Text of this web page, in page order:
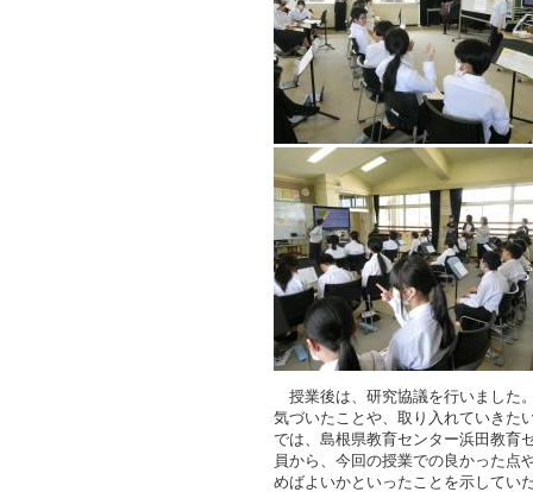
授業後は、研究協議を行いました
気づいたことや、取り入れていきた
では、島根県教育センター浜田教育
員から、今回の授業での良かった点
めばよいかといったことを示してい